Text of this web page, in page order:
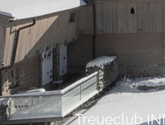
Treueclub
Wer ist